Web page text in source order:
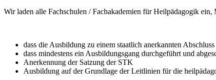
Wir laden alle Fachschulen / Fachakademien für Heilpädagogik
dass die Ausbildung zu einem staatlich anerkannten Abschluss
dass mindestens ein Ausbildungsgang durchgeführt und
Anerkennung der Satzung der STK
Ausbildung auf der Grundlage der Leitlinien für die